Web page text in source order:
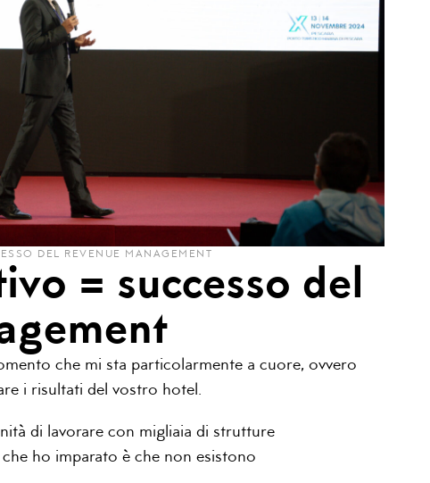
DEL REVENUE MANAGEMENT
= successo del
che mi sta particolarmente a cuore, ovvero
i risultati del vostro hotel.
di lavorare con migliaia di strutture
che ho imparato è che non esistono